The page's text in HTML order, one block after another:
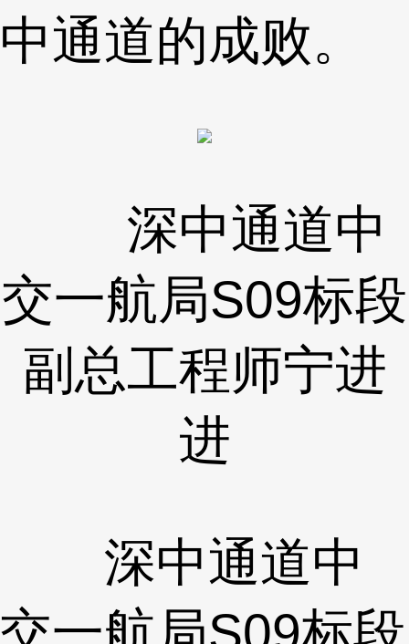
中通道的成败。
深中通道中
交一航局S09标段
副总工程师宁进
进
深中通道中
交一航局S09标段